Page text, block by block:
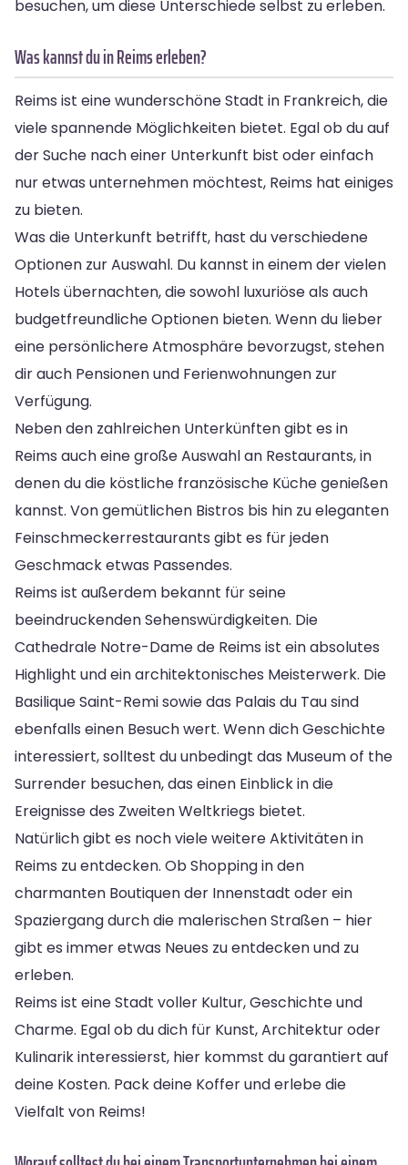
besuchen, um diese Unterschiede selbst zu erleben.
Was kannst du in Reims erleben?
Reims ist eine wunderschöne Stadt in Frankreich, die
viele spannende Möglichkeiten bietet. Egal ob du auf
der Suche nach einer Unterkunft bist oder einfach
nur etwas unternehmen möchtest, Reims hat einiges
zu bieten.
Was die Unterkunft betrifft, hast du verschiedene
Optionen zur Auswahl. Du kannst in einem der vielen
Hotels übernachten, die sowohl luxuriöse als auch
budgetfreundliche Optionen bieten. Wenn du lieber
eine persönlichere Atmosphäre bevorzugst, stehen
dir auch Pensionen und Ferienwohnungen zur
Verfügung.
Neben den zahlreichen Unterkünften gibt es in
Reims auch eine große Auswahl an Restaurants, in
denen du die köstliche französische Küche genießen
kannst. Von gemütlichen Bistros bis hin zu eleganten
Feinschmeckerrestaurants gibt es für jeden
Geschmack etwas Passendes.
Reims ist außerdem bekannt für seine
beeindruckenden Sehenswürdigkeiten. Die
Cathedrale Notre-Dame de Reims ist ein absolutes
Highlight und ein architektonisches Meisterwerk. Die
Basilique Saint-Remi sowie das Palais du Tau sind
ebenfalls einen Besuch wert. Wenn dich Geschichte
interessiert, solltest du unbedingt das Museum of the
Surrender besuchen, das einen Einblick in die
Ereignisse des Zweiten Weltkriegs bietet.
Natürlich gibt es noch viele weitere Aktivitäten in
Reims zu entdecken. Ob Shopping in den
charmanten Boutiquen der Innenstadt oder ein
Spaziergang durch die malerischen Straßen – hier
gibt es immer etwas Neues zu entdecken und zu
erleben.
Reims ist eine Stadt voller Kultur, Geschichte und
Charme. Egal ob du dich für Kunst, Architektur oder
Kulinarik interessierst, hier kommst du garantiert auf
deine Kosten. Pack deine Koffer und erlebe die
Vielfalt von Reims!